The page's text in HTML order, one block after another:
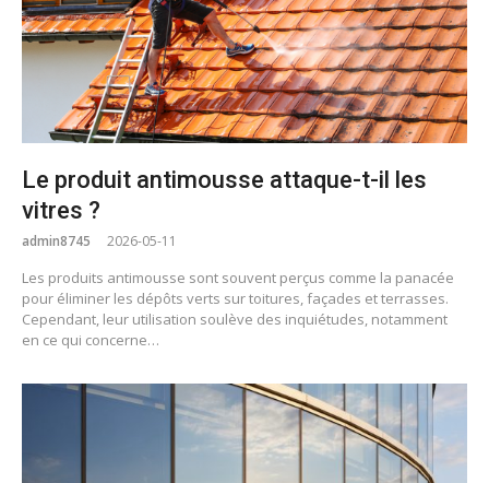
Le produit antimousse attaque-t-il les
vitres ?
admin8745 2026-05-11
Les produits antimousse sont souvent perçus comme la panacée
pour éliminer les dépôts verts sur toitures, façades et terrasses.
Cependant, leur utilisation soulève des inquiétudes, notamment
en ce qui concerne…